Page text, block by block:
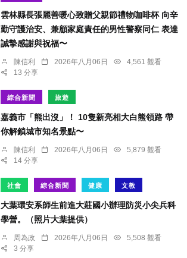
雲林縣長張麗善暖心致贈父親節禮物咖啡杯 向辛
勤守護治安、兼顧家庭責任的男性警察同仁 表達
誠摯感謝與祝福〜
陳信利 2026年八月06日
4,561 觀看
13 分享
綜合新聞 旅遊
嘉義市「熊出沒」！ 10隻新亮相大白熊領路 帶
你解鎖城市知名景點〜
陳信利 2026年八月06日
5,879 觀看
14 分享
社會 綜合新聞 健康 文教
大葉環安系師生前進大莊國小辦理防災小尖兵科
學營。（照片大葉提供）
周為政 2026年八月06日
5,508 觀看
3 分享